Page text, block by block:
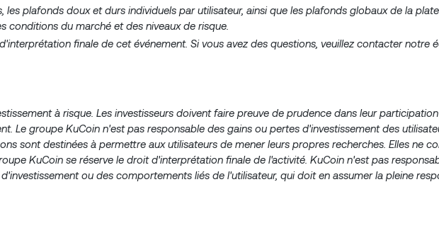
les plafonds doux et durs individuels par utilisateur, ainsi que les plafonds globaux de la
conditions du marché et des niveaux de risque.
finale de cet événement. Si vous avez des questions, veuillez contacter notre
à risque. Les investisseurs doivent faire preuve de prudence dans leur
Le groupe KuCoin n'est pas responsable des gains ou pertes d'investissement des
sont destinées à permettre aux utilisateurs de mener leurs propres recherches. Elles ne
KuCoin se réserve le droit d'interprétation finale de l'activité. KuCoin n'est pas
ou des comportements liés de l'utilisateur, qui doit en assumer la pleine